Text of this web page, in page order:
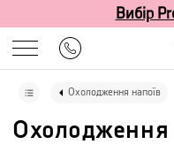
Вибір
Охолодження напоїв
Охолодження